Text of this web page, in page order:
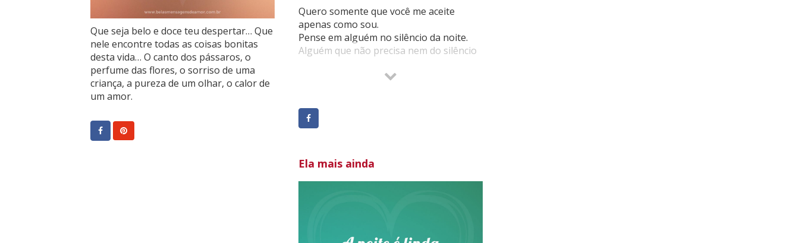
Quero somente que você me aceite
apenas como sou.
Pense em alguém no silêncio da noite.
Alguém que não precisa nem do silêncio
Algum dia serei algo que passou na sua
Mas, para mim você sempre será alguém
que lembrarei com muito amor…
Que seja belo e doce teu despertar… Que
nele encontre todas as coisas bonitas
desta vida… O canto dos pássaros, o
perfume das flores, o sorriso de uma
criança, a pureza de um olhar, o calor de
um amor.
Ela mais ainda